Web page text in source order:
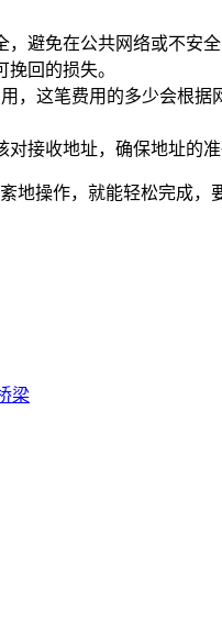
，避免在公共网络或不安
回的损失。
，这笔费用的多少会根
接收地址，确保地址的
地操作，就能轻松完成，
梁